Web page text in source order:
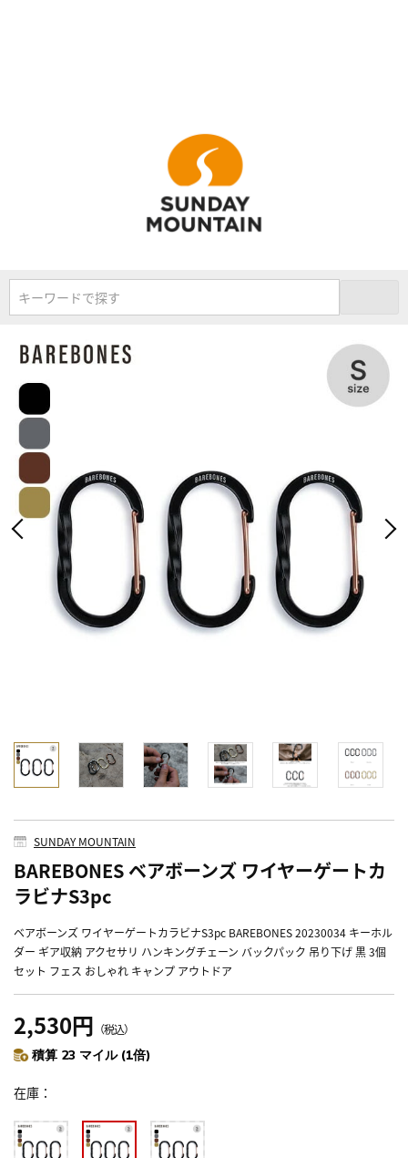
キーワードで探す
SUNDAY MOUNTAIN
BAREBONES ベアボーンズ ワイヤーゲートカ
ラビナS3pc
ベアボーンズ ワイヤーゲートカラビナS3pc BAREBONES 20230034 キーホル
ダー ギア収納 アクセサリ ハンキングチェーン バックパック 吊り下げ 黒 3個
セット フェス おしゃれ キャンプ アウトドア
2,530円 （税込）
積算 23 マイル (1倍)
在庫